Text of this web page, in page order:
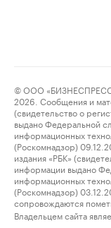
© ООО
2026. Сообщения и
(свидетельство о
выдано Федеральной
информационных
(Роскомнадзор)
издания «РБК»
информации выдано
информационных
(Роскомнадзор)
сопровождаются
Владельцем сайта